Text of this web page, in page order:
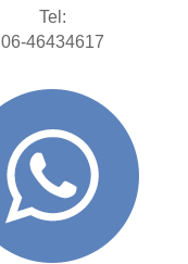
Tel:
06-46434617